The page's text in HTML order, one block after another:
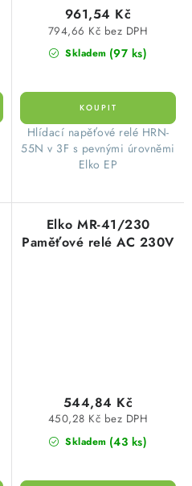
Skladem (97 ks)
794,66 Kč bez DPH
961,54 Kč
​ Hlídací napěťové relé HRN-
55N v 3F s pevnými úrovněmi
Elko EP
Elko MR-41/230
Paměťové relé AC 230V
Skladem (43 ks)
450,28 Kč bez DPH
544,84 Kč